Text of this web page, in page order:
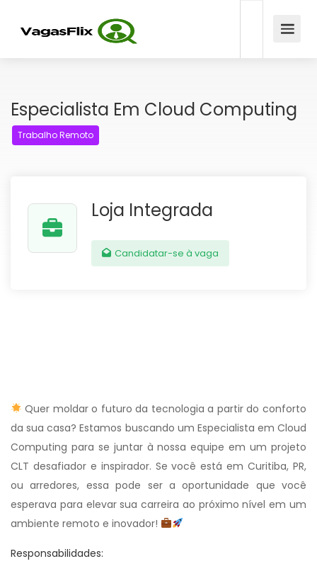
Especialista Em Cloud Computing
Trabalho Remoto
Loja Integrada
Candidatar-se à vaga
Quer moldar o futuro da tecnologia a partir do conforto
da sua casa? Estamos buscando um Especialista em Cloud
Computing para se juntar à nossa equipe em um projeto
CLT desafiador e inspirador. Se você está em Curitiba, PR,
ou arredores, essa pode ser a oportunidade que você
esperava para elevar sua carreira ao próximo nível em um
ambiente remoto e inovador!
Responsabilidades: